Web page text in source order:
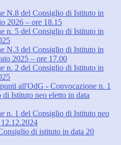
N.8 del Consiglio di Istituto in
2026 – ore 18.15
n. 5 del Consiglio di Istituto in
N.3 del Consiglio di Istituto in
2025 – ore 17.00
n. 2 del Consiglio di Istituto in
all'OdG - Convocazione n. 1
Istituto neo eletto in data
n. 1 del Consiglio di Istituto neo
di istituto in data 20